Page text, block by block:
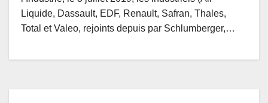
Liquide, Dassault, EDF, Renault, Safran, Thales,
Total et Valeo, rejoints depuis par Schlumberger,…